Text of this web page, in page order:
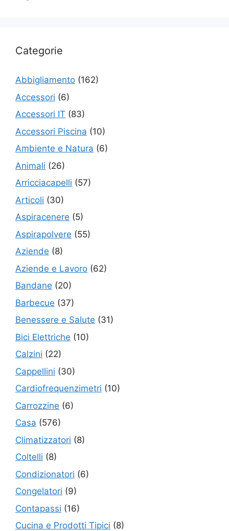
Categorie
Abbigliamento (162)
Accessori (6)
Accessori IT (83)
Accessori Piscina (10)
Ambiente e Natura (6)
Animali (26)
Arricciacapelli (57)
Articoli (30)
Aspiracenere (5)
Aspirapolvere (55)
Aziende (8)
Aziende e Lavoro (62)
Bandane (20)
Barbecue (37)
Benessere e Salute (31)
Bici Elettriche (10)
Calzini (22)
Cappellini (30)
Cardiofrequenzimetri (10)
Carrozzine (6)
Casa (576)
Climatizzatori (8)
Coltelli (8)
Condizionatori (6)
Congelatori (9)
Contapassi (16)
Cucina e Prodotti Tipici (8)